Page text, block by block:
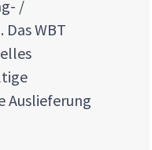
/
WBT
Auslieferung